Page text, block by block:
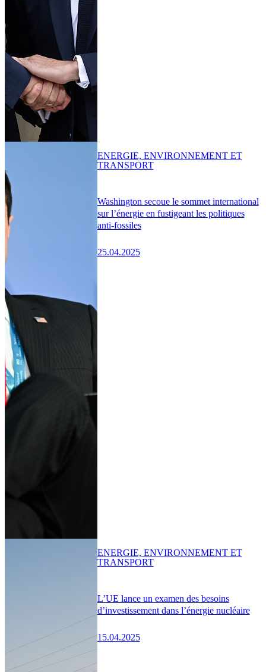
Washington secoue le sommet international
sur l’énergie en fustigeant les politiques
anti-fossiles
25.04.2025
ENERGIE, ENVIRONNEMENT ET
TRANSPORT
L’UE lance un examen des besoins
d’investissement dans l’énergie nucléaire
15.04.2025
ENERGIE, ENVIRONNEMENT ET
TRANSPORT